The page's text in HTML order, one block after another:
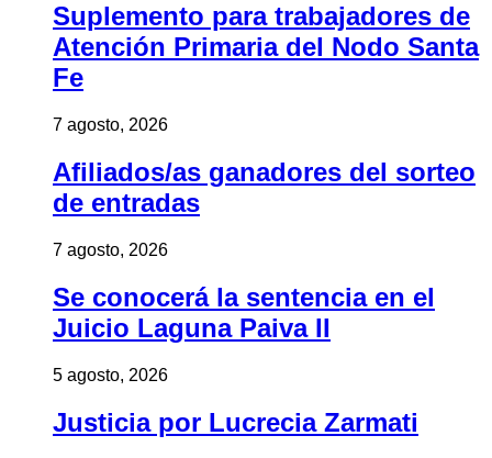
Suplemento para trabajadores de
Atención Primaria del Nodo Santa
Fe
7 agosto, 2026
Afiliados/as ganadores del sorteo
de entradas
7 agosto, 2026
Se conocerá la sentencia en el
Juicio Laguna Paiva II
5 agosto, 2026
Justicia por Lucrecia Zarmati